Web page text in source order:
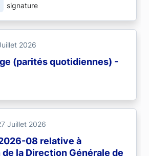
signature
2026
(parités quotidiennes) -
Juillet 2026
08 relative à
de la Direction Générale de